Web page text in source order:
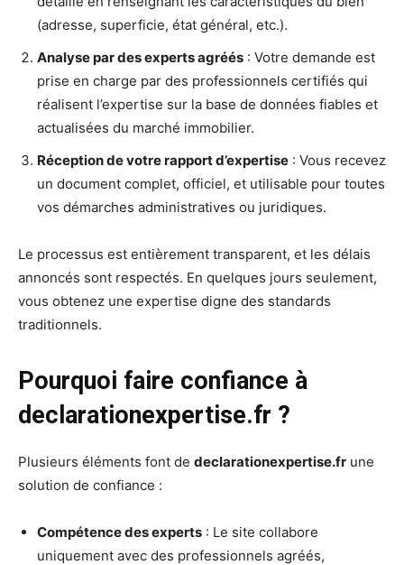
(adresse, superficie, état général, etc.).
Analyse par des experts agréés : Votre demande est
prise en charge par des professionnels certifiés qui
réalisent l’expertise sur la base de données fiables et
actualisées du marché immobilier.
Réception de votre rapport d’expertise : Vous recevez
un document complet, officiel, et utilisable pour toutes
vos démarches administratives ou juridiques.
Le processus est entièrement transparent, et les délais
annoncés sont respectés. En quelques jours seulement,
vous obtenez une expertise digne des standards
traditionnels.
Pourquoi faire confiance à
declarationexpertise.fr ?
Plusieurs éléments font de declarationexpertise.fr une
solution de confiance :
Compétence des experts : Le site collabore
uniquement avec des professionnels agréés,